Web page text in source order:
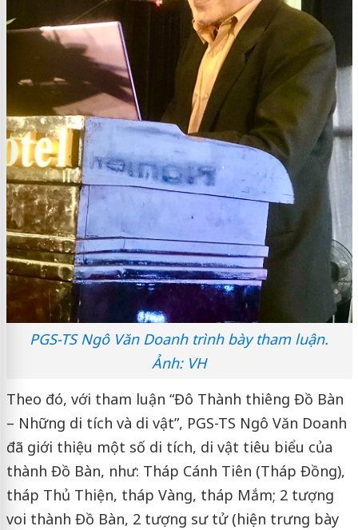
PGS-TS Ngô Văn Doanh trình bày tham luận.
Ảnh: VH
Theo đó, với tham luận “Đô Thành thiêng Đồ Bàn
– Những di tích và di vật”, PGS-TS Ngô Văn Doanh
đã giới thiệu một số di tích, di vật tiêu biểu của
thành Đồ Bàn, như: Tháp Cánh Tiên (Tháp Đồng),
tháp Thủ Thiện, tháp Vàng, tháp Mắm; 2 tượng
voi thành Đồ Bàn, 2 tượng sư tử (hiện trưng bày